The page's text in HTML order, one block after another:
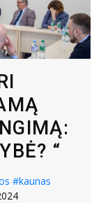
“
#kaunas